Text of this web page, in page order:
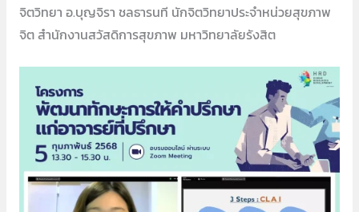
จิตวิทยา อ.บุญจิรา ชลธารนที นักจิตวิทยาประจำหน่วยสุขภาพ
จิต สำนักงานสวัสดิการสุขภาพ มหาวิทยาลัยรังสิต